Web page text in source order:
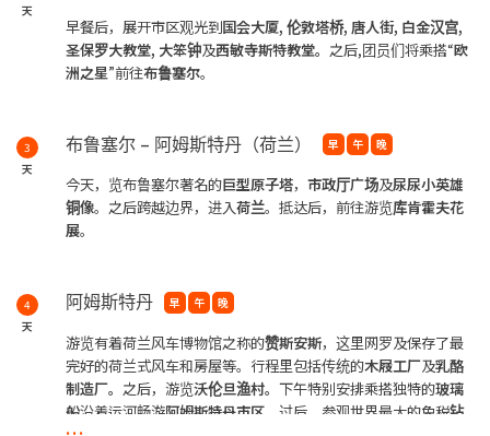
天
早餐后，展开市区观光到国会大厦, 伦敦塔桥, 唐人街, 白金汉宫,
圣保罗大教堂, 大笨钟及西敏寺斯特教堂。 之后,团员们将乘搭“欧
洲之星”前往布鲁塞尔。
3
天
布鲁塞尔 – 阿姆斯特丹（荷兰） 早 午 晚
今天，览布鲁塞尔著名的巨型原子塔， 市政厅广场及尿尿小英雄
铜像。之后跨越边界，进入荷兰。抵达后，前往游览库肯霍夫花
展。
4
天
阿姆斯特丹 早 午 晚
游览有着荷兰风车博物馆之称的赞斯安斯，这里网罗及保存了最
完好的荷兰式风车和房屋等。行程里包括传统的木屐工厂及乳酪
制造厂。 之后，游览沃伦旦渔村。 下午特别安排乘搭独特的玻璃
船沿着运河畅游阿姆斯特丹市区 。过后，参观世界最大的免税钻
...